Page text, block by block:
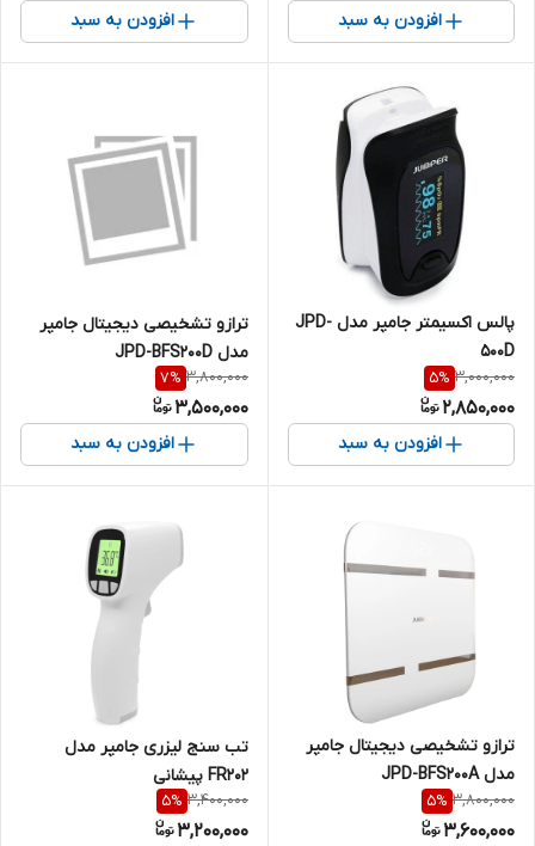
افزودن به سبد افزودن به سبد
پالس اکسیمتر جامپر مدل JPD-
500D
3,000,000
5%
2,850,000
افزودن به سبد
ترازو تشخیصی دیجیتال جامپر
مدل JPD-BFS200D
3,800,000
7%
3,500,000
افزودن به سبد
ترازو تشخیصی دیجیتال جامپر
مدل JPD-BFS200A
3,800,000
5%
3,600,000
تب سنج لیزری جامپر مدل
FR202 پیشانی
3,400,000
5%
3,200,000